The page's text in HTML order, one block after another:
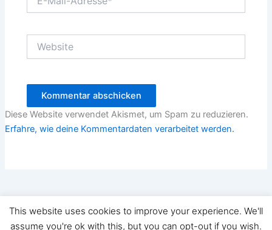
Mail-
Diese Website verwendet Akismet, um Spam zu reduzieren.
Erfahre, wie deine Kommentardaten verarbeitet werden.
Copyright © 2026 Staros Blog | Präsentiert vonAstra-
This website uses cookies to improve your experience. We'll
assume you're ok with this, but you can opt-out if you wish.